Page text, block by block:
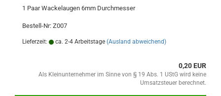
1 Paar Wackelaugen 6mm Durchmesser
Bestell-Nr: Z007
Lieferzeit: ca. 2-4 Arbeitstage (Ausland abweichend)
0,20 EUR
Als Kleinunternehmer im Sinne von § 19 Abs. 1 UStG wird keine
Umsatzsteuer berechnet.